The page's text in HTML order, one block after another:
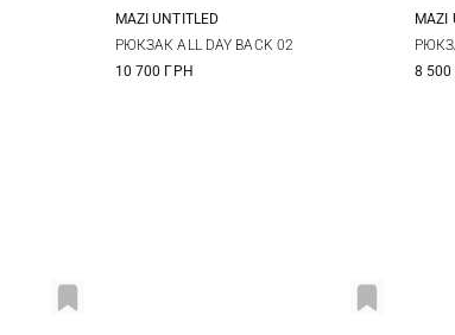
One Size
MAZI UNTITLED
РЮКЗАК ALL DAY BACK 02
10 700 ГРН
MAZI
8